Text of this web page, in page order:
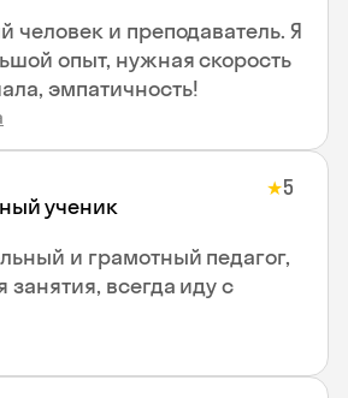
человек и преподаватель. Я
опыт, нужная скорость
эмпатичность!
ученик
★5
и грамотный педагог,
занятия, всегда иду с